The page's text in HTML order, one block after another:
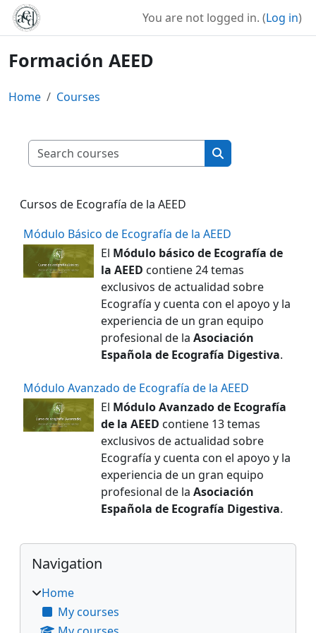
Skip to main content
You are not logged in. (Log in)
Formación AEED
Home Courses
Search courses
Search courses
Cursos de Ecografía de la AEED
Módulo Básico de Ecografía de la AEED
El Módulo básicode Ecografía de
la AEED contiene 24 temas
exclusivos de actualidad sobre
Ecografía y cuenta con el apoyo y la
experiencia de un gran equipo
profesional de la Asociación
Española de Ecografía Digestiva.
Módulo Avanzado de Ecografía de la AEED
El Módulo Avanzado de Ecografía
de la AEED contiene 13 temas
exclusivos de actualidad sobre
Ecografía y cuenta con el apoyo y la
experiencia de un gran equipo
profesional de la Asociación
Española de Ecografía Digestiva.
Blocks
Skip Navigation
Navigation
Home
My courses